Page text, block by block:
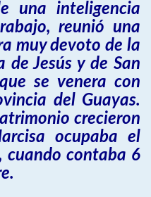
una inteligencia
reunió una
muy devoto de la
Jesús y de San
se venera con
del Guayas.
crecieron
ocupaba el
cuando contaba 6